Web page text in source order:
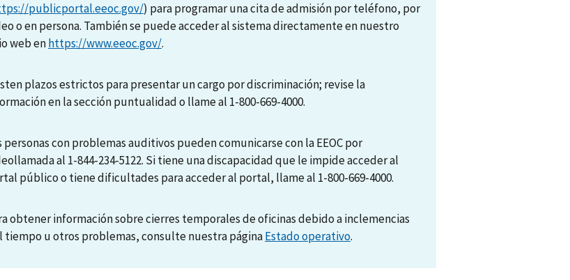
publicportal.eeoc.gov/) para programar una cita de admisión por teléfono, por
o en persona. También se puede acceder al sistema directamente en nuestro
web enhttps://www.eeoc.gov/.
plazos estrictos para presentar un cargo por discriminación; revise la
en la sección puntualidad o llame al 1-800-669-4000.
personas con problemas auditivos pueden comunicarse con la EEOC por
al 1-844-234-5122. Si tiene una discapacidad que le impide acceder al
público o tiene dificultades para acceder al portal, llame al 1-800-669-4000.
obtener información sobre cierres temporales de oficinas debido a inclemencias
tiempo u otros problemas, consulte nuestra páginaEstado operativo.